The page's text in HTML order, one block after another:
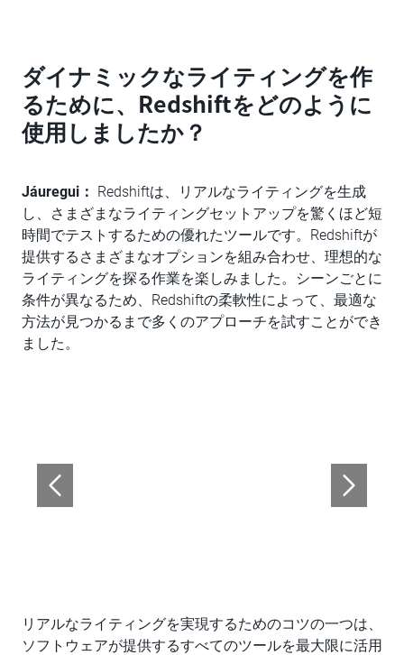
ダイナミックなライティングを作
るために、Redshiftをどのように
使用しましたか？
Jáuregui：
Redshiftは、リアルなライティングを生成
し、さまざまなライティングセットアップを驚くほど短
時間でテストするための優れたツールです。Redshiftが
提供するさまざまなオプションを組み合わせ、理想的な
ライティングを探る作業を楽しみました。シーンごとに
条件が異なるため、Redshiftの柔軟性によって、最適な
方法が見つかるまで多くのアプローチを試すことができ
ました。
リアルなライティングを実現するためのコツの一つは、
ソフトウェアが提供するすべてのツールを最大限に活用